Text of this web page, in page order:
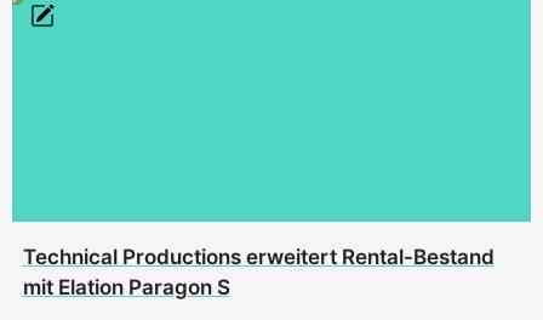
Technical Productions erweitert Rental-Bestand
mit Elation Paragon S